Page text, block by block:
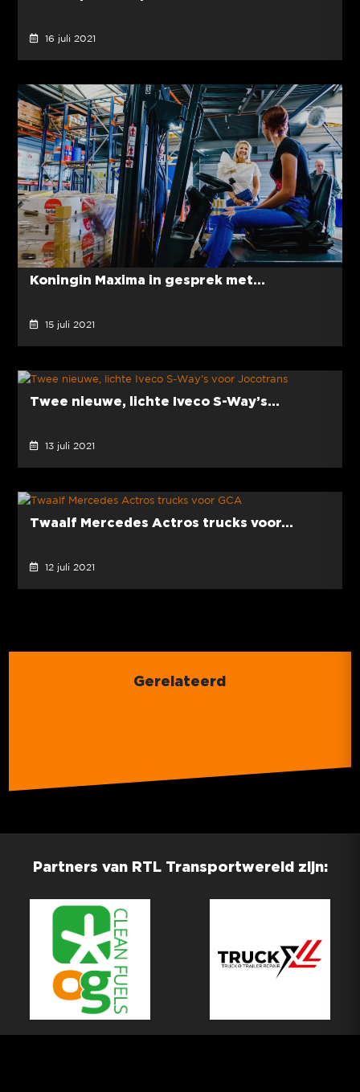
16 juli 2021
Koningin Maxima in gesprek met...
15 juli 2021
Twee nieuwe, lichte Iveco S-Way’s...
13 juli 2021
Twaalf Mercedes Actros trucks voor...
12 juli 2021
Gerelateerd
Partners van RTL Transportwereld zijn: